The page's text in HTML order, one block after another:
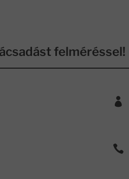
felméréssel!

